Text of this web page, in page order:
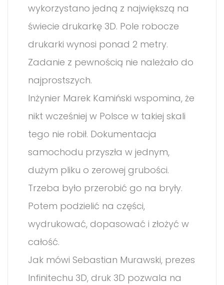
wykorzystano jedną z największą na
świecie drukarkę 3D. Pole robocze
drukarki wynosi ponad 2 metry.
Zadanie z pewnością nie należało do
najprostszych.
Inżynier Marek Kamiński wspomina, że
nikt wcześniej w Polsce w takiej skali
tego nie robił. Dokumentacja
samochodu przyszła w jednym,
dużym pliku o zerowej grubości.
Trzeba było przerobić go na bryły.
Potem podzielić na części,
wydrukować, dopasować i złożyć w
całość.
Jak mówi Sebastian Murawski, prezes
Infinitechu 3D, druk 3D pozwala na